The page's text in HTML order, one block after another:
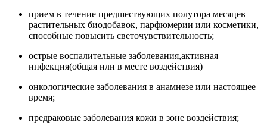
прием в течение предшествующих полутора месяцев
растительных биодобавок, парфюмерии или косметики,
способные повысить светочувствительность;
острые воспалительные заболевания,активная
инфекция(общая или в месте воздействия)
онкологические заболевания в анамнезе или настоящее
время;
предраковые заболевания кожи в зоне воздействия;